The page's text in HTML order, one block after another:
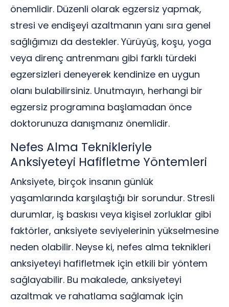
önemlidir. Düzenli olarak egzersiz yapmak,
stresi ve endişeyi azaltmanın yanı sıra genel
sağlığımızı da destekler. Yürüyüş, koşu, yoga
veya direnç antrenmanı gibi farklı türdeki
egzersizleri deneyerek kendinize en uygun
olanı bulabilirsiniz. Unutmayın, herhangi bir
egzersiz programına başlamadan önce
doktorunuza danışmanız önemlidir.
Nefes Alma Teknikleriyle
Anksiyeteyi Hafifletme Yöntemleri
Anksiyete, birçok insanın günlük
yaşamlarında karşılaştığı bir sorundur. Stresli
durumlar, iş baskısı veya kişisel zorluklar gibi
faktörler, anksiyete seviyelerinin yükselmesine
neden olabilir. Neyse ki, nefes alma teknikleri
anksiyeteyi hafifletmek için etkili bir yöntem
sağlayabilir. Bu makalede, anksiyeteyi
azaltmak ve rahatlama sağlamak için